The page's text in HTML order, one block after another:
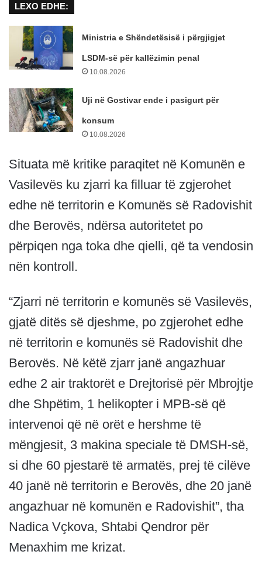
LEXO EDHE:
Ministria e Shëndetësisë i përgjigjet
LSDM-së për kallëzimin penal
10.08.2026
Uji në Gostivar ende i pasigurt për
konsum
10.08.2026
Situata më kritike paraqitet në Komunën e
Vasilevës ku zjarri ka filluar të zgjerohet
edhe në territorin e Komunës së Radovishit
dhe Berovës, ndërsa autoritetet po
përpiqen nga toka dhe qielli, që ta vendosin
nën kontroll.
“Zjarri në territorin e komunës së Vasilevës,
gjatë ditës së djeshme, po zgjerohet edhe
në territorin e komunës së Radovishit dhe
Berovës. Në këtë zjarr janë angazhuar
edhe 2 air traktorët e Drejtorisë për Mbrojtje
dhe Shpëtim, 1 helikopter i MPB-së që
intervenoi që në orët e hershme të
mëngjesit, 3 makina speciale të DMSH-së,
si dhe 60 pjestarë të armatës, prej të cilëve
40 janë në territorin e Berovës, dhe 20 janë
angazhuar në komunën e Radovishit”, tha
Nadica Vçkova, Shtabi Qendror për
Menaxhim me krizat.